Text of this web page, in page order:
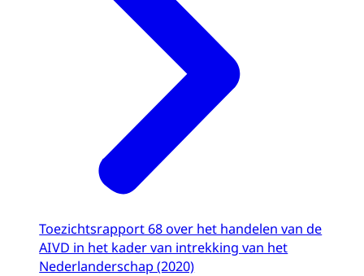
Toezichtsrapport 68 over het handelen van de
AIVD in het kader van intrekking van het
Nederlanderschap (2020)